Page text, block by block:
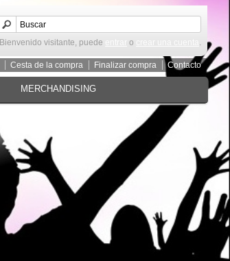
Bienvenido visitante, puede
entrar o crear una cuenta .
Cesta de la compra Finalizar compra Contacto
MERCHANDISING